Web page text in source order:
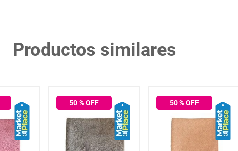
Productos similares
50% OFF 50% OFF